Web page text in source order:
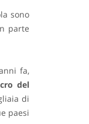
sono
parte
fa,
del
di
paesi